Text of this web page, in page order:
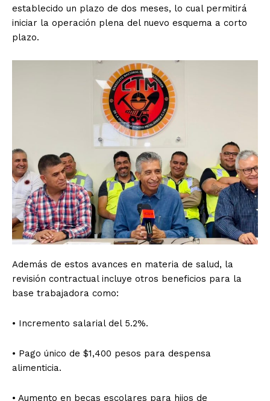
establecido un plazo de dos meses, lo cual permitirá
iniciar la operación plena del nuevo esquema a corto
plazo.
Además de estos avances en materia de salud, la
revisión contractual incluye otros beneficios para la
base trabajadora como:
• Incremento salarial del 5.2%.
• Pago único de $1,400 pesos para despensa
alimenticia.
• Aumento en becas escolares para hijos de